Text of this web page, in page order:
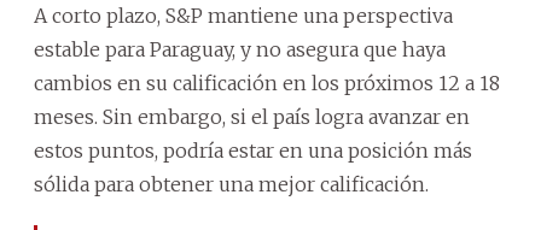
A corto plazo, S&P mantiene una perspectiva
estable para Paraguay, y no asegura que haya
cambios en su calificación en los próximos 12 a 18
meses. Sin embargo, si el país logra avanzar en
estos puntos, podría estar en una posición más
sólida para obtener una mejor calificación.